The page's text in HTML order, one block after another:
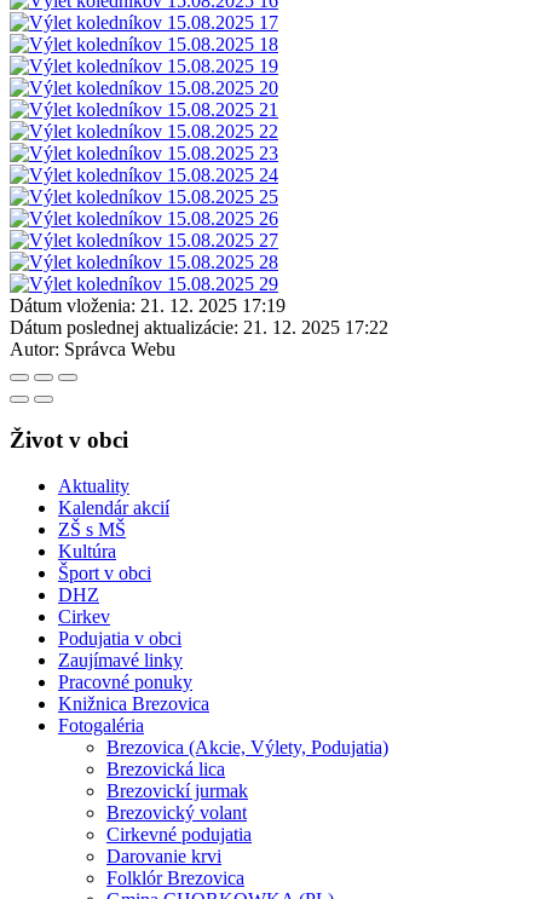
Dátum vloženia: 21. 12. 2025 17:19
Dátum poslednej aktualizácie: 21. 12. 2025 17:22
Autor: Správca Webu
Život v obci
Aktuality
Kalendár akcií
ZŠ s MŠ
Kultúra
Šport v obci
DHZ
Cirkev
Podujatia v obci
Zaujímavé linky
Pracovné ponuky
Knižnica Brezovica
Fotogaléria
Brezovica (Akcie, Výlety, Podujatia)
Brezovická lica
Brezovickí jurmak
Brezovický volant
Cirkevné podujatia
Darovanie krvi
Folklór Brezovica